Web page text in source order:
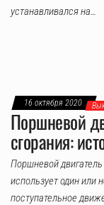
устанавливался на…
16 октября 2020
Поршневой
сгорания:
Поршневой
использует один
поступательное